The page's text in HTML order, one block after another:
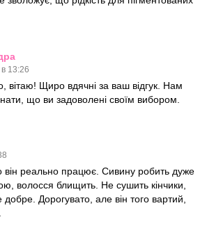
13:26
вітаю! Щиро вдячні за ваш відгук. Нам
що ви задоволені своїм вибором.
реально працює. Сивину робить дуже
волосся блищить. Не сушить кінчики,
Дорогувато, але він того вартий,